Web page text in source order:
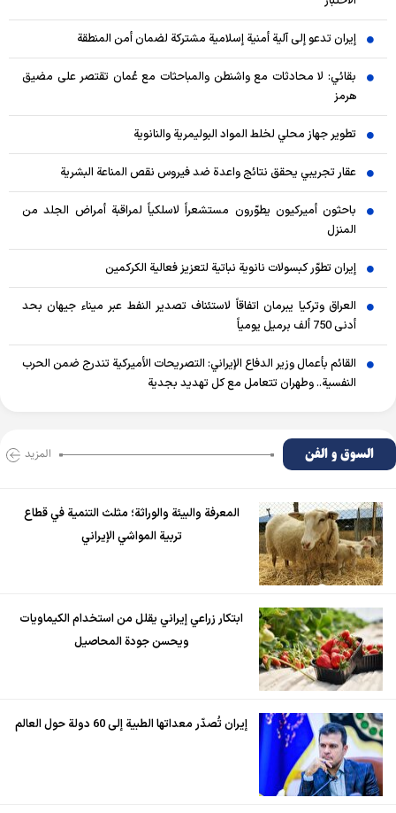
إيران تدعو إلى آلية أمنية إسلامية مشتركة لضمان أمن المنطقة
بقائي: لا محادثات مع واشنطن والمباحثات مع عُمان تقتصر على مضيق
هرمز
تطوير جهاز محلي لخلط المواد البوليمرية والنانوية
عقار تجريبي يحقق نتائج واعدة ضد فيروس نقص المناعة البشرية
باحثون أميركيون يطوّرون مستشعراً لاسلكياً لمراقبة أمراض الجلد من
المنزل
إيران تطوّر كبسولات نانوية نباتية لتعزيز فعالية الكركمين
العراق وتركيا يبرمان اتفاقاً لاستئناف تصدير النفط عبر ميناء جيهان بحد
أدنى 750 ألف برميل يومياً
القائم بأعمال وزير الدفاع الإيراني: التصريحات الأميركية تندرج ضمن الحرب
النفسية.. وطهران تتعامل مع كل تهديد بجدية
السوق و الفن المزید
المعرفة والبيئة والوراثة؛ مثلث التنمية في قطاع
تربية المواشي الإيراني
ابتكار زراعي إيراني يقلل من استخدام الكيماويات
ويحسن جودة المحاصيل
إيران تُصدّر معداتها الطبية إلى 60 دولة حول العالم